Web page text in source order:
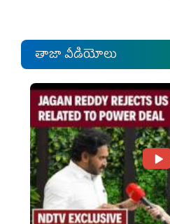
తాజా వీడియోలు